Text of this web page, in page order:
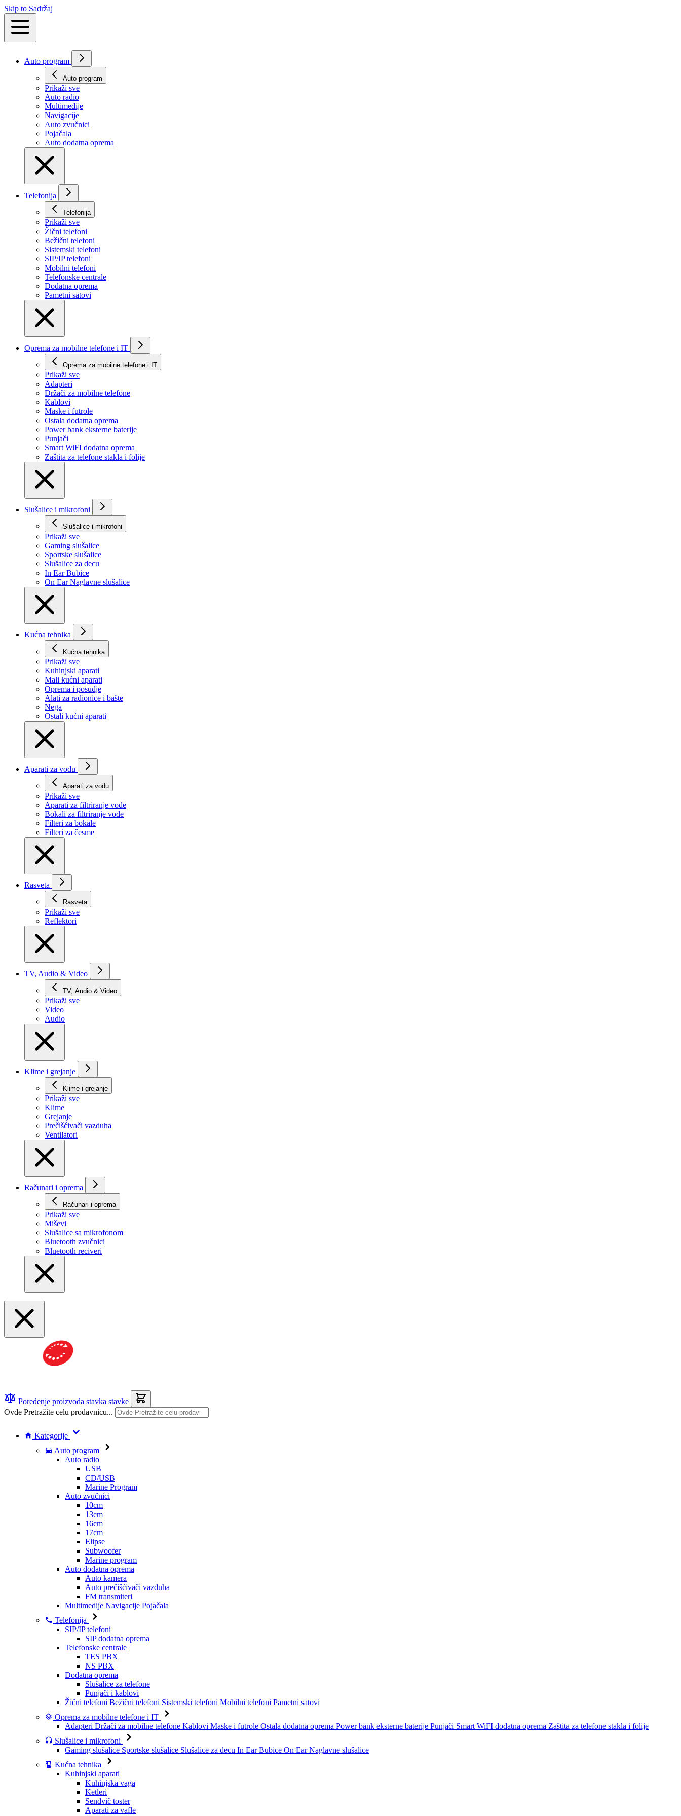
Skip to Sadržaj
Auto program
Auto program
Prikaži svе
Auto radio
Multimedije
Navigacije
Auto zvučnici
Pojačala
Auto dodatna oprema
Telefonija
Telefonija
Prikaži svе
Žični telefoni
Bežični telefoni
Sistemski telefoni
SIP/IP telefoni
Mobilni telefoni
Telefonske centrale
Dodatna oprema
Pametni satovi
Oprema za mobilne telefone i IT
Oprema za mobilne telefone i IT
Prikaži svе
Adapteri
Držači za mobilne telefone
Kablovi
Maske i futrole
Ostala dodatna oprema
Power bank eksterne baterije
Punjači
Smart WiFI dodatna oprema
Zaštita za telefone stakla i folije
Slušalice i mikrofoni
Slušalice i mikrofoni
Prikaži svе
Gaming slušalice
Sportske slušalice
Slušalice za decu
In Ear Bubice
On Ear Naglavne slušalice
Kućna tehnika
Kućna tehnika
Prikaži svе
Kuhinjski aparati
Mali kućni aparati
Oprema i posudje
Alati za radionice i bašte
Nega
Ostali kućni aparati
Aparati za vodu
Aparati za vodu
Prikaži svе
Aparati za filtriranje vode
Bokali za filtriranje vode
Filteri za bokale
Filteri za česme
Rasveta
Rasveta
Prikaži svе
Reflektori
TV, Audio & Video
TV, Audio & Video
Prikaži svе
Video
Audio
Klime i grejanje
Klime i grejanje
Prikaži svе
Klime
Grejanje
Prečišćivači vazduha
Ventilatori
Računari i oprema
Računari i oprema
Prikaži svе
Miševi
Slušalice sa mikrofonom
Bluetooth zvučnici
Bluetooth reciveri
Poređenje proizvoda stavka stavke
Ovde Pretražite celu prodavnicu...
Kategorije
Auto program
Auto radio
USB
CD/USB
Marine Program
Auto zvučnici
10cm
13cm
16cm
17cm
Elipse
Subwoofer
Marine program
Auto dodatna oprema
Auto kamera
Auto prečišćivači vazduha
FM transmiteri
Multimedije Navigacije Pojačala
Telefonija
SIP/IP telefoni
SIP dodatna oprema
Telefonske centrale
TES PBX
NS PBX
Dodatna oprema
Slušalice za telefone
Punjači i kablovi
Žični telefoni Bežični telefoni Sistemski telefoni Mobilni telefoni Pametni satovi
Oprema za mobilne telefone i IT
Adapteri Držači za mobilne telefone Kablovi Maske i futrole Ostala dodatna oprema Power bank eksterne baterije Punjači Smart WiFI dodatna oprema Zaštita za telefone stakla i folije
Slušalice i mikrofoni
Gaming slušalice Sportske slušalice Slušalice za decu In Ear Bubice On Ear Naglavne slušalice
Kućna tehnika
Kuhinjski aparati
Kuhinjska vaga
Ketleri
Sendvič toster
Aparati za vafle